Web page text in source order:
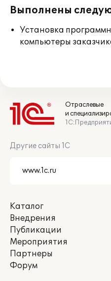
Выполнены
Установка
компьютеры
Отраслевые
и
Другие сайты 1С
Каталог
Внедрения
Публикации
Мероприятия
Партнеры
Форум